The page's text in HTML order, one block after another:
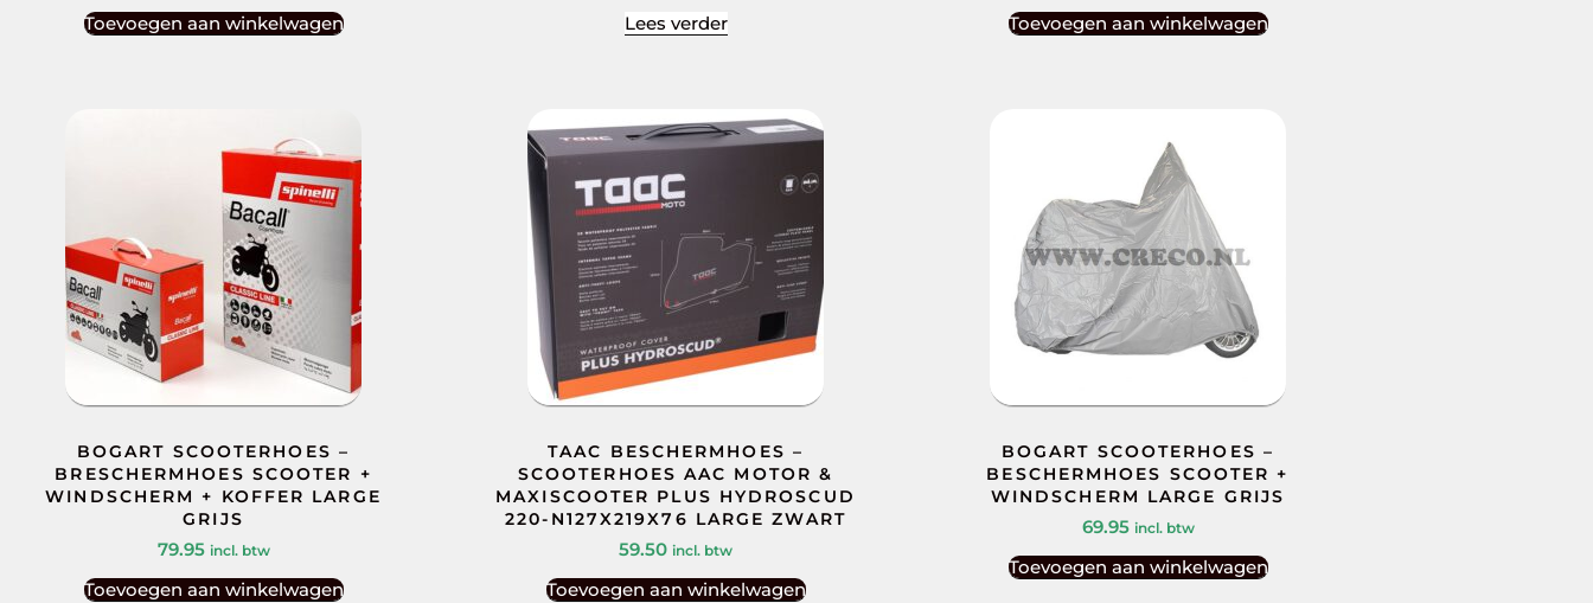
Toevoegen aan winkelwagen Lees verder Toevoegen aan winkelwagen
BOGART SCOOTERHOES –
BRESCHERMHOES SCOOTER +
WINDSCHERM + KOFFER LARGE
GRIJS
79.95 incl. btw
Toevoegen aan winkelwagen
TAAC BESCHERMHOES –
SCOOTERHOES AAC MOTOR &
MAXISCOOTER PLUS HYDROSCUD
220-N127X219X76 LARGE ZWART
59.50 incl. btw
Toevoegen aan winkelwagen
BOGART SCOOTERHOES –
BESCHERMHOES SCOOTER +
WINDSCHERM LARGE GRIJS
69.95 incl. btw
Toevoegen aan winkelwagen